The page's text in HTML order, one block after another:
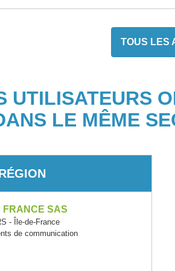
TOUS LES
UTILISATEURS
LE MÊME
FRANCE SAS
- Île-de-France
de communication